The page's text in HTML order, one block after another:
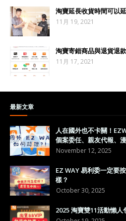
淘寶延長收貨時間可以
11月 19, 2021
淘寶寄錯商品與退貨退
11月 17, 2021
最新文章
人在國外也不卡關！
個案委任、親友代報、
November 12, 2025
EZ WAY 易利委一定要
樣？
October 30, 2025
2025 淘寶雙11活動懶